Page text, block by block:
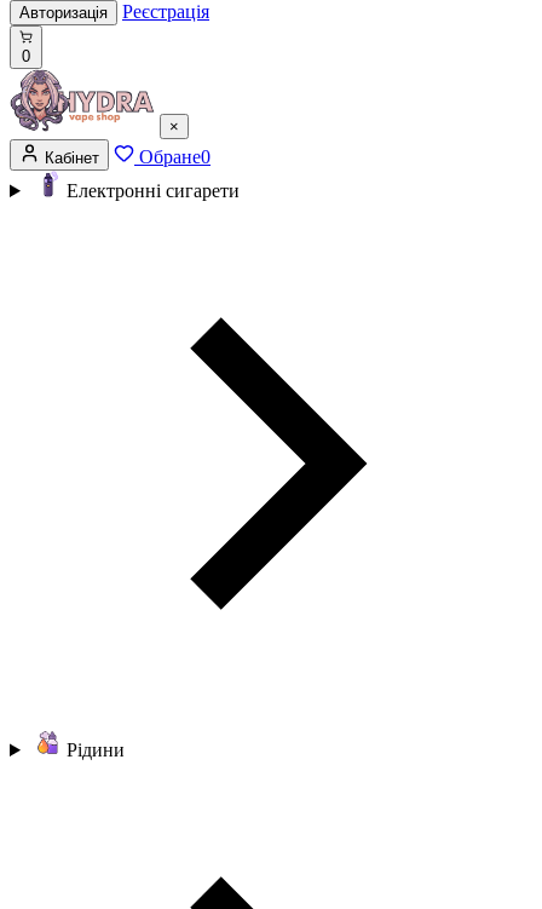
Авторизація Реєстрація
0
×
Кабінет
Обране0
Електронні сигарети
Рідини